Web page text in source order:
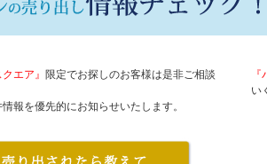
エア』 限定でお探しのお客様は是非ご相談
報を優先的にお知らせいたします。
い